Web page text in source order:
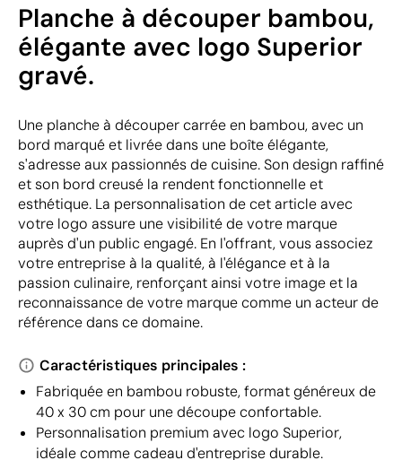
Planche à découper bambou,
élégante avec logo Superior
gravé.
Une planche à découper carrée en bambou, avec un
bord marqué et livrée dans une boîte élégante,
s'adresse aux passionnés de cuisine. Son design raffiné
et son bord creusé la rendent fonctionnelle et
esthétique. La personnalisation de cet article avec
votre logo assure une visibilité de votre marque
auprès d'un public engagé. En l'offrant, vous associez
votre entreprise à la qualité, à l'élégance et à la
passion culinaire, renforçant ainsi votre image et la
reconnaissance de votre marque comme un acteur de
référence dans ce domaine.
Caractéristiques principales :
Fabriquée en bambou robuste, format généreux de
40 x 30 cm pour une découpe confortable.
Personnalisation premium avec logo Superior,
idéale comme cadeau d'entreprise durable.